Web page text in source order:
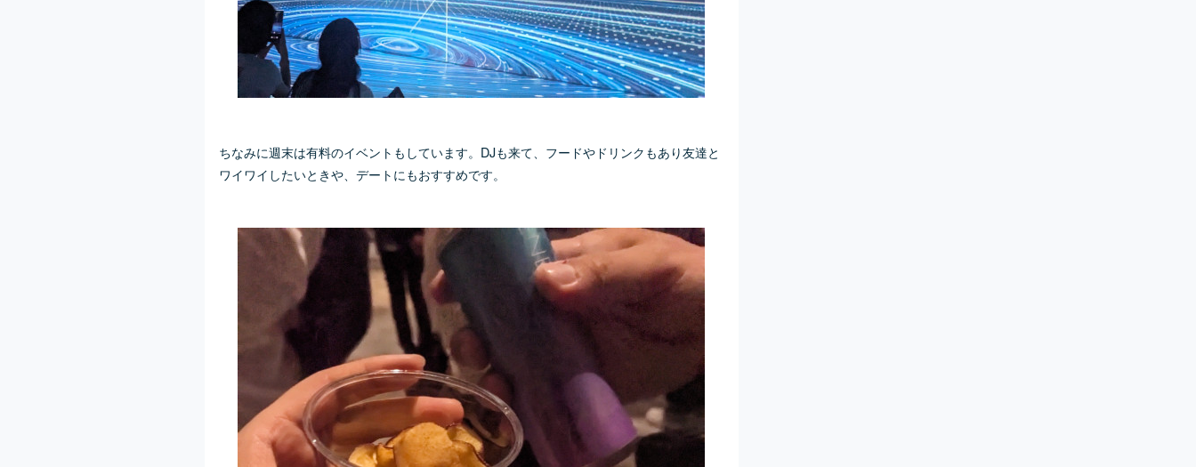
ちなみに週末は有料のイベントもしています。DJも来て、フードやドリンクもあり友達と
ワイワイしたいときや、デートにもおすすめです。